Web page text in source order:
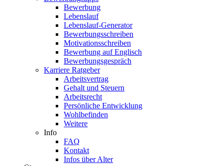
Bewerbung
Lebenslauf
Lebenslauf-Generator
Bewerbungsschreiben
Motivationsschreiben
Bewerbung auf Englisch
Bewerbungsgespräch
Karriere Ratgeber
Arbeitsvertrag
Gehalt und Steuern
Arbeitsrecht
Persönliche Entwicklung
Wohlbefinden
Weitere
Info
FAQ
Kontakt
Infos über Alter